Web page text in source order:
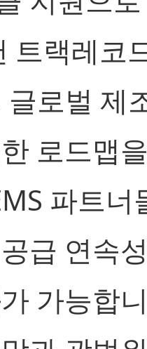
트랙레코
글로벌 제
로드맵
파트너
급 연속
가능합